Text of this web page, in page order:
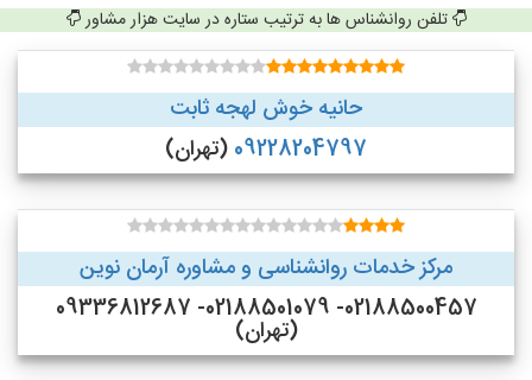
تلفن روانشناس ها به ترتیب ستاره در سایت هزار مشاور
حانیه خوش لهجه ثابت
09228204797 (تهران)
مرکز خدمات روانشناسی و مشاوره آرمان نوین
02188500457- 02188501079- 09336812687
(تهران)